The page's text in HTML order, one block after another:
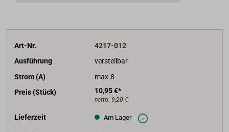
Art-Nr.
4217-012
Ausführung
verstellbar
Strom (A)
max.8
Preis (Stück)
10,95 €*
netto: 9,20 €
Lieferzeit Am Lager